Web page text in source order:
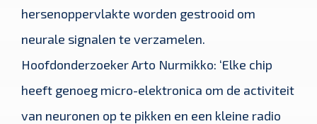
hersenoppervlakte worden gestrooid om
neurale signalen te verzamelen.
Hoofdonderzoeker Arto Nurmikko: ‘Elke chip
heeft genoeg micro-elektronica om de activiteit
van neuronen op te pikken en een kleine radio